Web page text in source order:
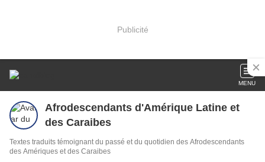
Publicité
MENU
Afrodescendants d'Amérique Latine et
des Caraibes
Textes traduits témoignant du passé et du quotidien des Afrodescendants
des Amériques et des Caraibes